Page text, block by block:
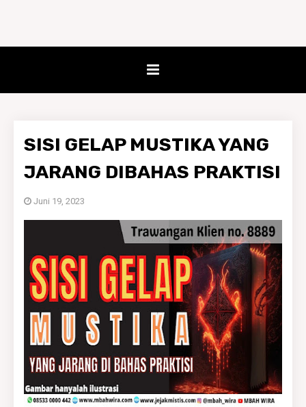
SISI GELAP MUSTIKA YANG
JARANG DIBAHAS PRAKTISI
Juni 19, 2023